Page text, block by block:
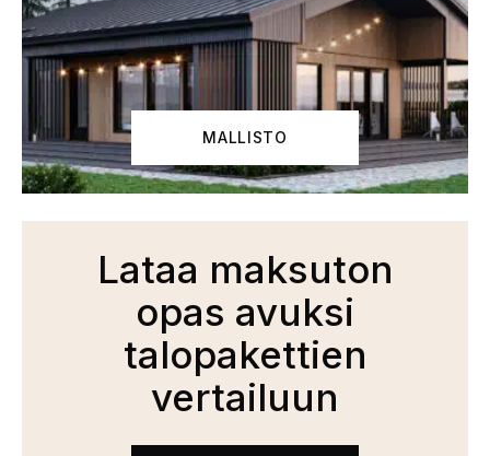
MALLISTO
Lataa maksuton
opas avuksi
talopakettien
vertailuun